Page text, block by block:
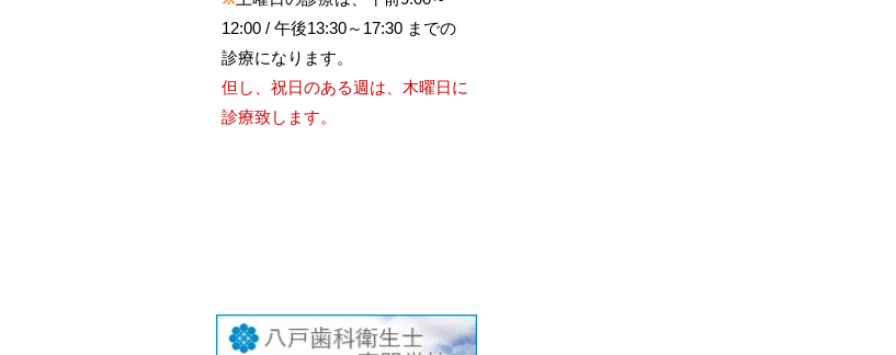
12:00 / 午後13:30～17:30 までの
診療になります。
但し、祝日のある週は、木曜日に
診療致します。